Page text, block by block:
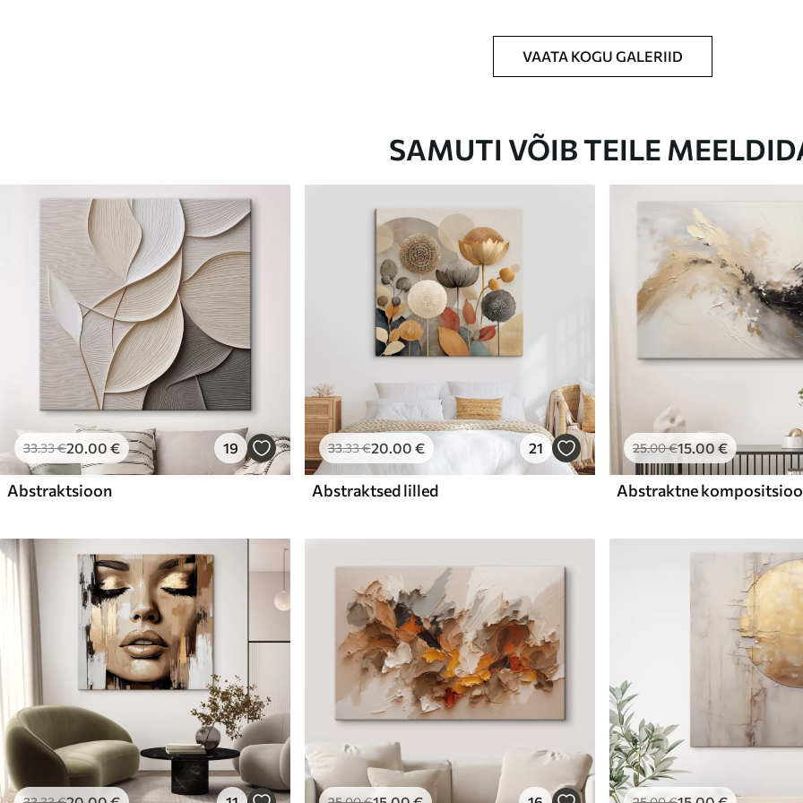
VAATA KOGU GALERIID
SAMUTI VÕIB TEILE
33.33€20.00 € 19
Abstraktsioon
33.33€20.00 € 21
Abstraktsed lilled
25.00€15.00 €